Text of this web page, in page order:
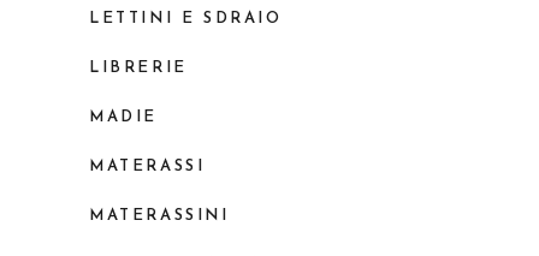
LETTINI E SDRAIO
LIBRERIE
MADIE
MATERASSI
MATERASSINI